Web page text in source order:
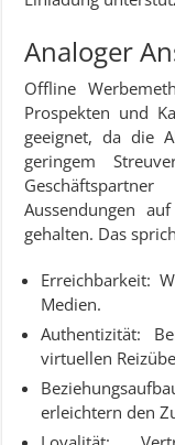
Analoger
Offline
Prospekten und
geeignet, da die
geringem
Aussendungen
gehalten. Das
Erreichbarkeit:
Medien.
Authentizität:
virtuellen
erleichtern den